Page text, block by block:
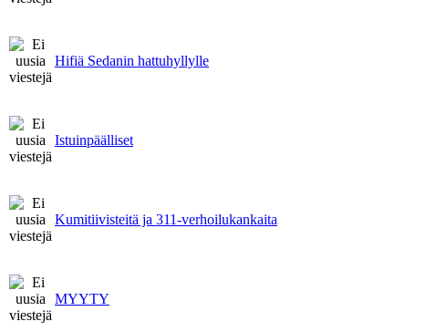
Hifiä Sedanin hattuhyllylle
Istuinpäälliset
Kumitiivisteitä ja 311-verhoilukankaita
MYYTY